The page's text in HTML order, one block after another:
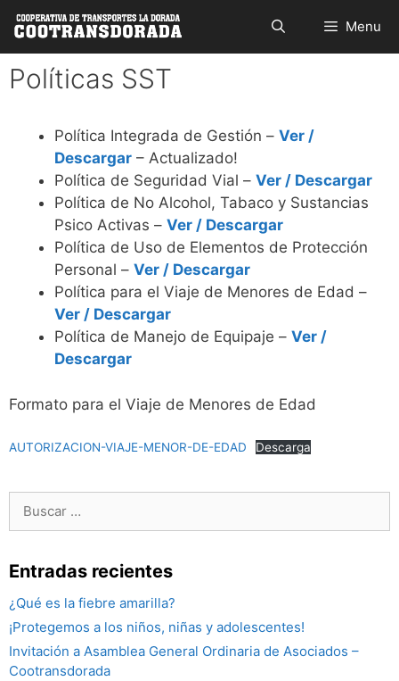
Saltar
contenido
BuscarMenu
Políticas SST
Política Integrada de Gestión – Ver /
Descargar – Actualizado!
Política de Seguridad Vial – Ver / Descargar
Política de No Alcohol, Tabaco y Sustancias
Psico Activas – Ver / Descargar
Política de Uso de Elementos de Protección
Personal – Ver / Descargar
Política para el Viaje de Menores de Edad –
Ver / Descargar
Política de Manejo de Equipaje – Ver /
Descargar
Formato para el Viaje de Menores de Edad
AUTORIZACION-VIAJE-MENOR-DE-EDAD Descarga
Entradas recientes
¿Qué es la fiebre amarilla?
¡Protegemos a los niños, niñas y adolescentes!
Invitación a Asamblea General Ordinaria de Asociados –
Cootransdorada